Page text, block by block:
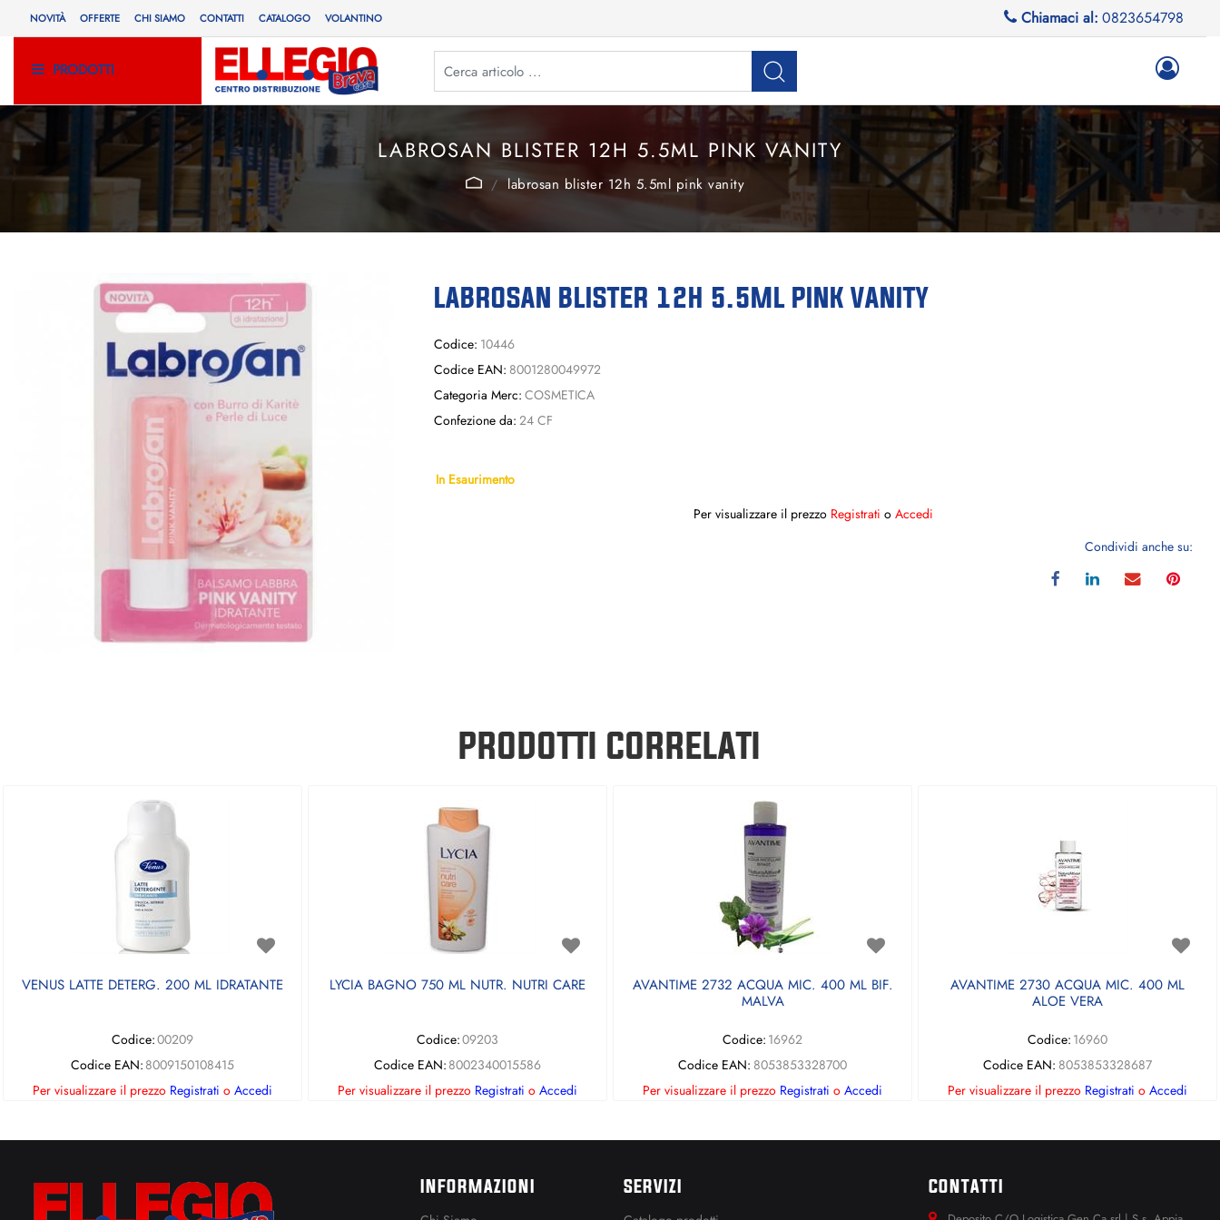
NOVITÀ OFFERTE CHI SIAMO CONTATTI CATALOGO VOLANTINO Chiamaci al: 0823654798
PRODOTTI
LABROSAN BLISTER 12H 5.5ML PINK VANITY
labrosan blister 12h 5.5ml pink vanity
LABROSAN BLISTER 12H 5.5ML PINK VANITY
Codice: 10446
Codice EAN: 8001280049972
Categoria Merc: COSMETICA
Confezione da: 24 CF
In Esaurimento
Per visualizzare il prezzo Registrati o Accedi
Condividi anche su:
PRODOTTI CORRELATI
VENUS LATTE DETERG. 200 ML IDRATANTE
Codice:00209
Codice EAN: 8009150108415
Per visualizzare il prezzo Registrati o Accedi
LYCIA BAGNO 750 ML NUTR. NUTRI CARE
Codice:09203
Codice EAN: 8002340015586
Per visualizzare il prezzo Registrati o Accedi
AVANTIME 2732 ACQUA MIC. 400 ML BIF.
MALVA
Codice: 16962
Codice EAN: 8053853328700
Per visualizzare il prezzo Registrati o Accedi
AVANTIME 2730 ACQUA MIC. 400 ML
ALOE VERA
Codice: 16960
Codice EAN: 8053853328687
Per visualizzare il prezzo Registrati o Accedi
INFORMAZIONI SERVIZI CONTATTI